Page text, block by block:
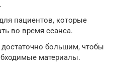
пациентов, которые
во время сеанса.
большим, чтобы
материалы.